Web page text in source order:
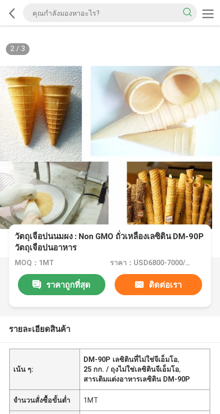
2/ 3
วัตถุเจือปนนมผง : Non GMO ถั่วเหลืองเลซิติน DM-90P
วัตถุเจือปนอาหาร
MOQ：1MT ราคา：USD6800-7000/MT
ราคาถูกที่สุด ติดต่อเรา
รายละเอียดสินค้า
เน้น ๆ:
DM-90P เลซิตินที่ไม่ใช่จีเอ็มโอ,
25 กก. / ถุงไม่ใช่เลซิตินจีเอ็มโอ,
สารเติมแต่งอาหารเลซิติน DM-90P
จำนวนสั่งซื้อขั้นต่ำ 1MT